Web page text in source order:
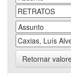
Retornar